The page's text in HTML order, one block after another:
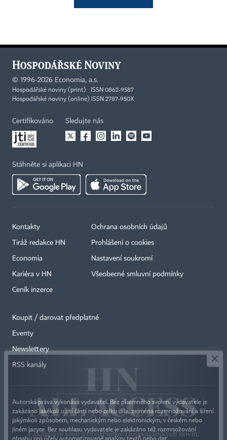
© 1996-2026 Economia, a.s.
Hospodářské noviny (print) ISSN 0862-9587
Hospodářské noviny (online) ISSN 2787-950X
Certifikováno Sledujte nás
Stáhněte si aplikaci HN
Kontakty
Tiráž redakce HN
Economia
Kariéra v HN
Ceník inzerce
Ochrana osobních údajů
Prohlášení o cookies
Nastavení soukromí
Všeobecné smluvní podmínky
Koupit / darovat předplatné
Eventy
Newslettery
RSS kanály
Autorská práva vykonává vydavatel. Bez písemného svolení vydavatele je
zakázáno jakékoli užití částí nebo celku díla, zejména rozmnožování a šíření
jakýmkoli způsobem, mechanickým nebo elektronickým, v českém nebo
jiném jazyce. Bez souhlasu vydavatele je zakázáno též rozmnožování